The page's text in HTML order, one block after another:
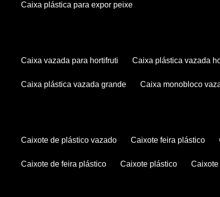
caixa plástica para expor peixe
caixa vazada para hortifruti caixa plástica vazada
caixa plástica vazada grande caixa monobloco
caixote de plástico vazado caixote feira plástico
caixote de feira plástico caixote plástico